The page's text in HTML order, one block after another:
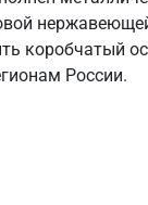
коробчатый
России.